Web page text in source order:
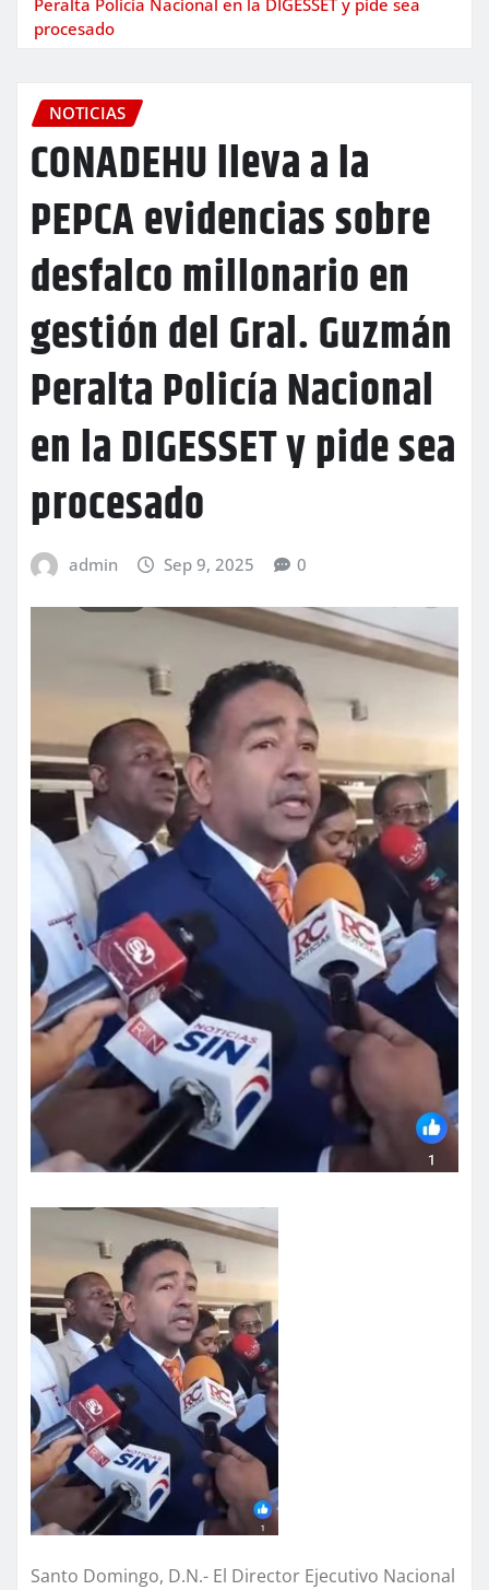
procesado
NOTICIAS
CONADEHU lleva a la
PEPCA evidencias sobre
desfalco millonario en
gestión del Gral. Guzmán
Peralta Policía Nacional
en la DIGESSET y pide sea
procesado
admin Sep 9, 2025 0
Santo Domingo, D.N.- El Director Ejecutivo Nacional